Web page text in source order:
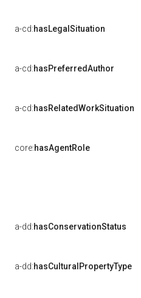
a-cd:hasLegalSituation
a-cd:hasPreferredAuthor
a-cd:hasRelatedWorkSituation
core:hasAgentRole
a-dd:hasConservationStatus
a-dd:hasCulturalPropertyType